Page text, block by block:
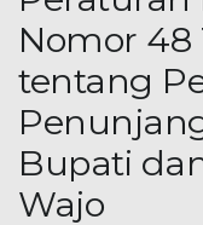
Nomor 48
tentang
Bupati
Wajo